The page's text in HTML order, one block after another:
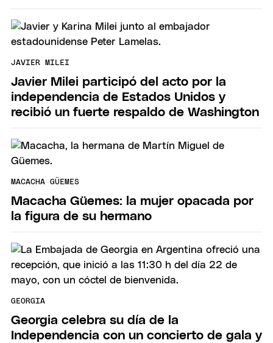
JAVIER MILEI
Javier Milei participó del acto por la
independencia de Estados Unidos y
recibió un fuerte respaldo de Washington
MACACHA GÜEMES
Macacha Güemes: la mujer opacada por
la figura de su hermano
GEORGIA
Georgia celebra su día de la
Independencia con un concierto de gala y